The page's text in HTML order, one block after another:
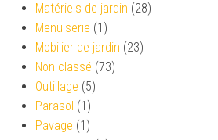
Matériels de jardin (28)
Menuiserie (1)
Mobilier de jardin (23)
Non classé (73)
Outillage (5)
Parasol (1)
Pavage (1)